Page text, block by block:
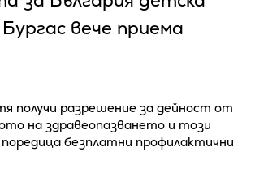
вече приема
получи разрешение за дейност от
на здравеопазването и този
безплатни профилактични